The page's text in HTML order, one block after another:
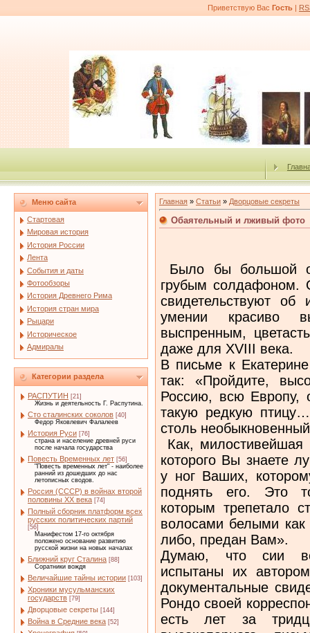
Приветствую Вас Гость |
Меню сайта
Стартовая
Мировая история
История России
Лента
События и даты
Фотообзоры
История Древнего Рима
История стран мира
Рыцари
Историческое
Адмиралы
Категории раздела
РАСПУТИН [21]
Жизнь и деятельность Г. Распутина.
Сто сталинских соколов [40]
Федор Яковлевич Фалалеев
История Руси [76]
страна и население древней руси
после начала государства
Повесть Временных лет [56]
"Повесть временных лет" - наиболее
ранний из дошедших до нас
летописных сводов.
Россия (СССР) в войнах второй
половины XX века [74]
Полный сборник платформ всех
русских политических партий
[56]
Манифестом 17-го октября
положено основание развитию
русской жизни на новых началах
Ближний круг Сталина [88]
Соратники вождя
Величайшие тайны истории [103]
Хроники мусульманских
государств [79]
Дворцовые секреты [144]
Война в Средние века [52]
Главная » Статьи » Дворцовые секреты
Обаятельный и лживый фото
Было бы большой
грубым солдафоном.
свидетельствуют об
умении красиво
выспренным,
даже для XVIII века.
В письме к
так: «Пройдите,
Россию, всю Европу,
такую редкую
столь
Как, милостивейшая
которого Вы знаете
у ног Ваших,
поднять его. Это
которым трепетало
волосами белыми
либо, предан Вам».
Думаю, что сии
испытаны их
документальные
Рондо своей
есть лет за